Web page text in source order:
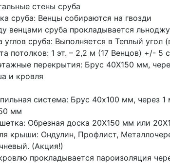
стены сруба
сруба: Венцы собираются на гвозди
венцами сруба прокладывается
углов сруба: Выполняется в Теплый угол
потолков: 1 эт. – 2,2 м (17 Венцов) +/- 5
перекрытия: Брус 40Х150 мм,
и кровля
система: Брус 40х100 мм, через
мм
Обрезная доска 20Х150 мм или
крыши: Ондулин, Профлист,
(Акция!)
прокладывается пароизоляция